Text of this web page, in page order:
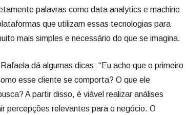
palavras como data analytics e machine
que utilizam essas tecnologias para
mais simples e necessário do que se imagina.
dá algumas dicas: “Eu acho que o primeiro
esse cliente se comporta? O que ele
A partir disso, é viável realizar análises
percepções relevantes para o negócio. O